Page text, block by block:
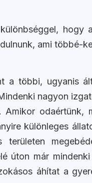
hogy
ami többé-
a többi, ugyanis
nagyon
odaértünk,
különleges
úton már
áhítat a